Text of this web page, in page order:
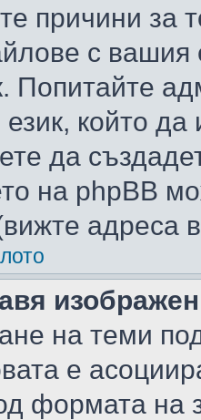
причини за
с вашия
Попитайте
който да
да
на phpBB
адреса
на теми
е
формата на